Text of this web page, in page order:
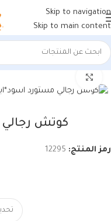
Skip to navigation
Skip to main content
الرئيسية/أحذية رجالي/كوتشي
كوتش
رمز المنتج: 12295